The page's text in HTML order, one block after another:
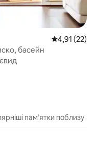
Середня
4,91 (22)
басейн
пам’ятки поблизу